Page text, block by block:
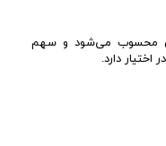
محسوب می‌شود و سهم
اختیار دارد.